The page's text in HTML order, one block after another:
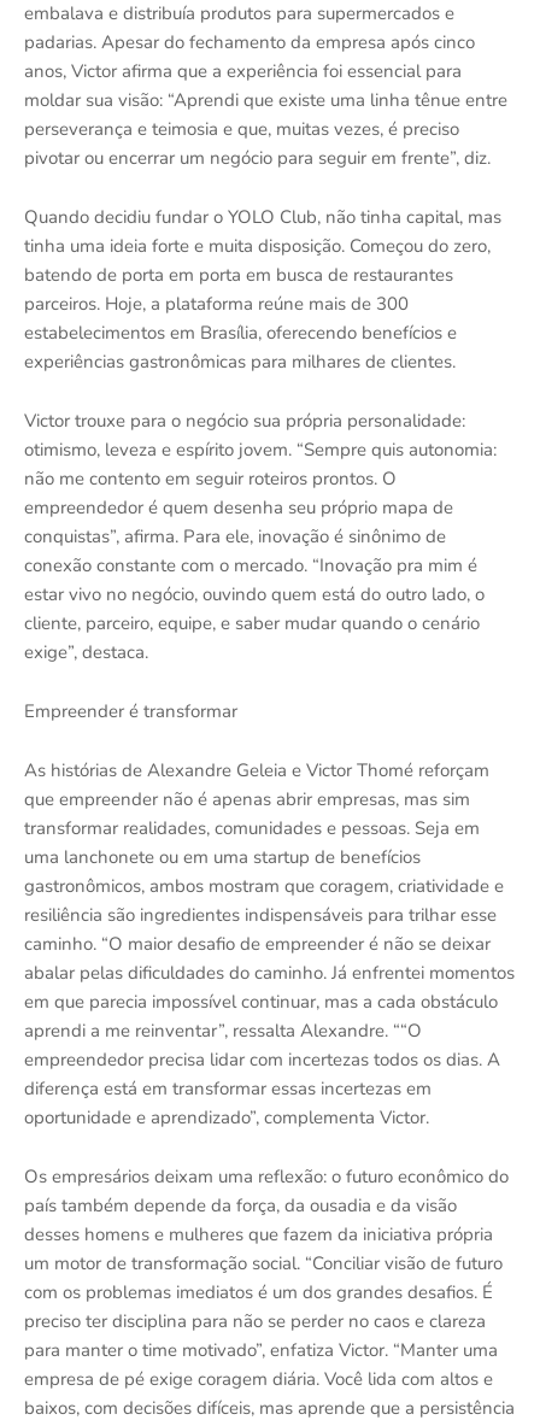
embalava e distribuía produtos para supermercados e
padarias. Apesar do fechamento da empresa após cinco
anos, Victor afirma que a experiência foi essencial para
moldar sua visão: “Aprendi que existe uma linha tênue entre
perseverança e teimosia e que, muitas vezes, é preciso
pivotar ou encerrar um negócio para seguir em frente”, diz.
Quando decidiu fundar o YOLO Club, não tinha capital, mas
tinha uma ideia forte e muita disposição. Começou do zero,
batendo de porta em porta em busca de restaurantes
parceiros. Hoje, a plataforma reúne mais de 300
estabelecimentos em Brasília, oferecendo benefícios e
experiências gastronômicas para milhares de clientes.
Victor trouxe para o negócio sua própria personalidade:
otimismo, leveza e espírito jovem. “Sempre quis autonomia:
não me contento em seguir roteiros prontos. O
empreendedor é quem desenha seu próprio mapa de
conquistas”, afirma. Para ele, inovação é sinônimo de
conexão constante com o mercado. “Inovação pra mim é
estar vivo no negócio, ouvindo quem está do outro lado, o
cliente, parceiro, equipe, e saber mudar quando o cenário
exige”, destaca.
Empreender é transformar
As histórias de Alexandre Geleia e Victor Thomé reforçam
que empreender não é apenas abrir empresas, mas sim
transformar realidades, comunidades e pessoas. Seja em
uma lanchonete ou em uma startup de benefícios
gastronômicos, ambos mostram que coragem, criatividade e
resiliência são ingredientes indispensáveis para trilhar esse
caminho. “O maior desafio de empreender é não se deixar
abalar pelas dificuldades do caminho. Já enfrentei momentos
em que parecia impossível continuar, mas a cada obstáculo
aprendi a me reinventar”, ressalta Alexandre. ““O
empreendedor precisa lidar com incertezas todos os dias. A
diferença está em transformar essas incertezas em
oportunidade e aprendizado”, complementa Victor.
Os empresários deixam uma reflexão: o futuro econômico do
país também depende da força, da ousadia e da visão
desses homens e mulheres que fazem da iniciativa própria
um motor de transformação social. “Conciliar visão de futuro
com os problemas imediatos é um dos grandes desafios. É
preciso ter disciplina para não se perder no caos e clareza
para manter o time motivado”, enfatiza Victor. “Manter uma
empresa de pé exige coragem diária. Você lida com altos e
baixos, com decisões difíceis, mas aprende que a persistência